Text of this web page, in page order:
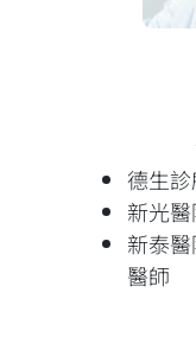
德生
新光
新泰
醫師